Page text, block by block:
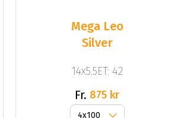
Mega Leo
Silver
14x5.5ET: 42
Fr. 875 kr